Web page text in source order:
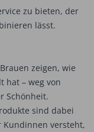
zu bieten, der
lässt.
zeigen, wie
hat – weg von
Schönheit.
sind dabei
Kundinnen versteht,